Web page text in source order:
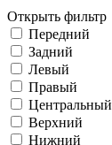
Открыть фильтр
Передний
Задний
Левый
Правый
Центральный
Верхний
Нижний